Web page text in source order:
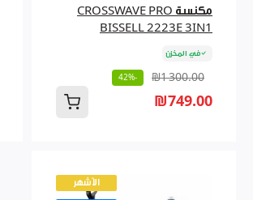
مكنسة CROSSWAVE PRO
BISSELL 2223E 3IN1
في المخزن
₪1 300.00
-42%
₪749.00
الأشهر